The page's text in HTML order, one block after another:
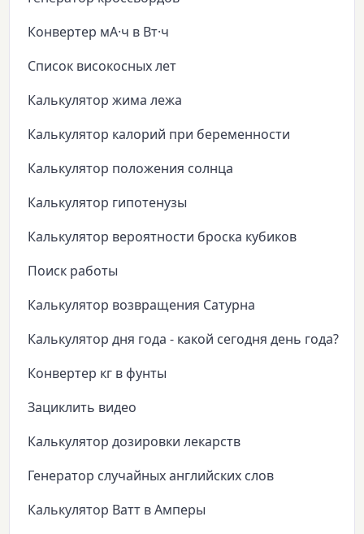
Конвертер мА·ч в Вт·ч
Список високосных лет
Калькулятор жима лежа
Калькулятор калорий при беременности
Калькулятор положения солнца
Калькулятор гипотенузы
Калькулятор вероятности броска кубиков
Поиск работы
Калькулятор возвращения Сатурна
Калькулятор дня года - какой сегодня день года?
Конвертер кг в фунты
Зациклить видео
Калькулятор дозировки лекарств
Генератор случайных английских слов
Калькулятор Ватт в Амперы